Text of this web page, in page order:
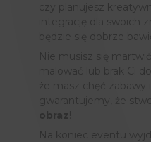
czy planujesz
integrację dla swoich
będzie się dobrze bawić!
Nie musisz się
malować lub brak Ci
że masz chęć
gwarantujemy, że
obraz
Na koniec eventu